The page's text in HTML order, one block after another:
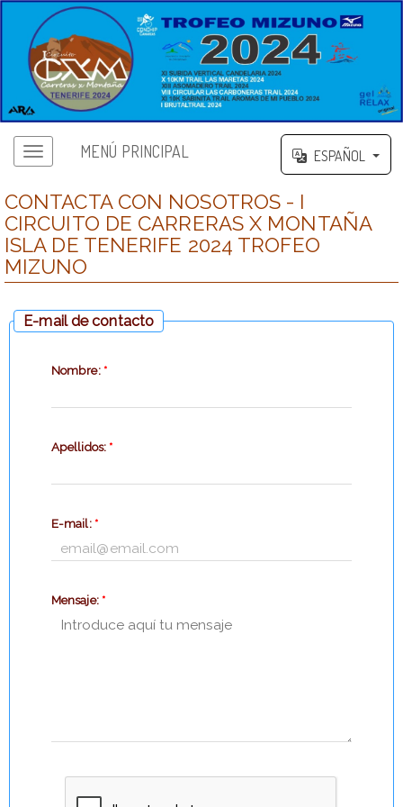
MENÚ PRINCIPAL ESPAÑOL
CONTACTA CON NOSOTROS - I
CIRCUITO DE CARRERAS X MONTAÑA
ISLA DE TENERIFE 2024 TROFEO
MIZUNO
E-mail de contacto
Nombre: *
Apellidos: *
E-mail: *
Mensaje: *